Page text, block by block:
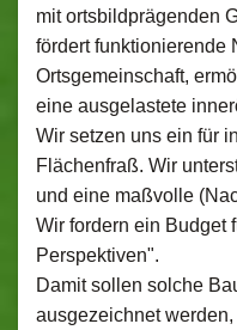
mit ortsbildprägenden
fördert funktionierende
Ortsgemeinschaft,
eine ausgelastete
Wir setzen uns ein für
Flächenfraß. Wir
und eine maßvolle
Wir fordern ein Budget
Perspektiven".
Damit sollen solche
ausgezeichnet